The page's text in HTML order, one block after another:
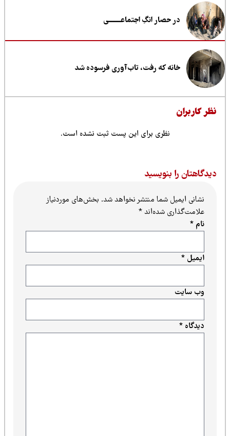
در حصار انگِ اجتماعــــــــی
خانه که رفت، تاب‌آوری فرسوده شد
کاربران
نظری برای این پست ثبت نشده است.
را بنویسید
نشانی ایمیل شما منتشر نخواهد شد.بخش‌های موردنیاز
علامت‌گذاری شده‌اند*
دیدگاه*
ایمیل*
وب‌ سایت